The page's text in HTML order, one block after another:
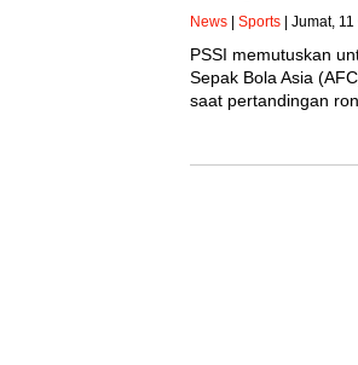
News Sports | Jumat,
PSSI memutuskan
Sepak Bola Asia
saat pertandingan